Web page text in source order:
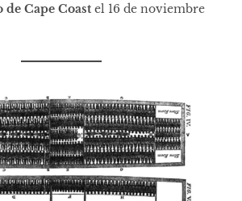
de Cape Coast el 16 de noviembre